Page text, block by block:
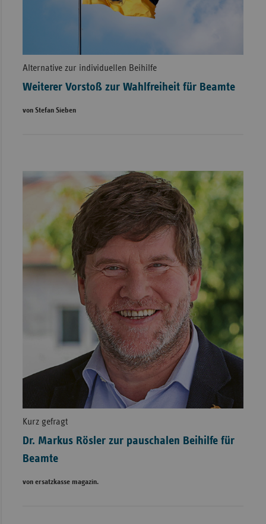
Alternative zur individuellen Beihilfe
Weiterer Vorstoß zur Wahlfreiheit für Beamte
von Stefan Sieben
Kurz gefragt
Dr. Markus Rösler zur pauschalen Beihilfe für
Beamte
von ersatzkasse magazin.